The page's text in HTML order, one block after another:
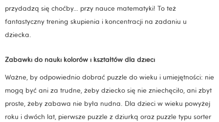
przydadzą się choćby… przy nauce matematyki! To też
fantastyczny trening skupienia i koncentracji na zadaniu u
dziecka.
Zabawki do nauki kolorów i kształtów dla dzieci
Ważne, by odpowiednio dobrać puzzle do wieku i umiejętności: nie
mogą być ani za trudne, żeby dziecko się nie zniechęciło, ani zbyt
proste, żeby zabawa nie była nudna. Dla dzieci w wieku powyżej
roku i dwóch lat, pierwsze puzzle z dziurką oraz puzzle typu sorter